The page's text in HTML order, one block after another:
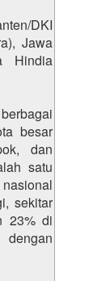
DKI
Jawa
Hindia
besar
dan
satu
sekitar
23% di